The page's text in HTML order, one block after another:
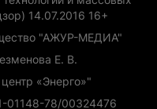
14.07.2016 16+
"АЖУР-МЕДИА"
Е. В.
«Энерго»"
01148-78/00324476